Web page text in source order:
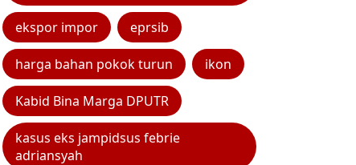
ekspor impor eprsib
harga bahan pokok turun ikon
Kabid Bina Marga DPUTR
kasus eks jampidsus febrie
adriansyah